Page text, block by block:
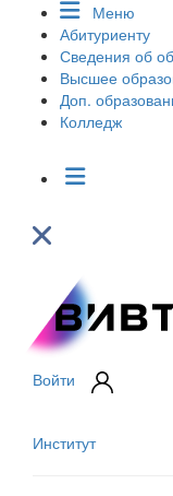
Меню
Абитуриенту
Сведения об
Высшее
Доп.
Колледж
Войти
Институт